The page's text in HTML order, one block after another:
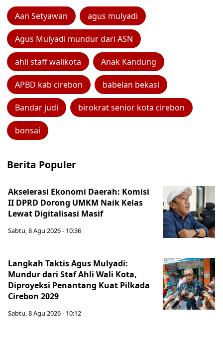
Aan Setyawan agus mulyadi
Agus Mulyadi mundur dari ASN
ahli staff walikota Anak Kandung
APBD kab cirebon babelan bekasi
Bandar judi birokrat senior kota cirebon
bonsai
Berita Populer
Akselerasi Ekonomi Daerah: Komisi
II DPRD Dorong UMKM Naik Kelas
Lewat Digitalisasi Masif
Sabtu, 8 Agu 2026 - 10:36
Langkah Taktis Agus Mulyadi:
Mundur dari Staf Ahli Wali Kota,
Diproyeksi Penantang Kuat Pilkada
Cirebon 2029
Sabtu, 8 Agu 2026 - 10:12